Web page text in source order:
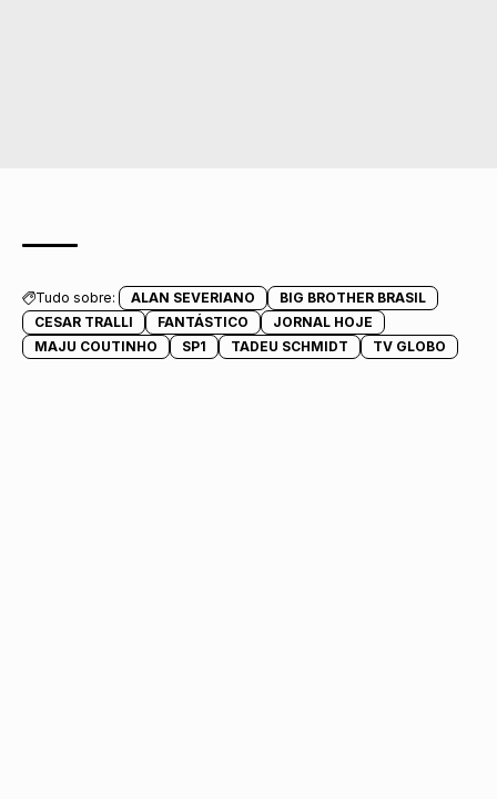
Tudo sobre: ALAN SEVERIANO
BIG BROTHER BRASIL
CESAR TRALLI
FANTÁSTICO
JORNAL HOJE
MAJU COUTINHO
SP1 TADEU SCHMIDT TV GLOBO